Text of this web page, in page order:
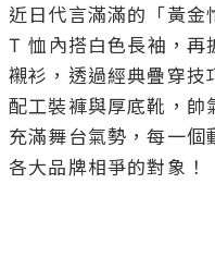
近日代言滿滿的「黃
T 恤內搭白色長袖，再
襯衫，透過經典疊穿技
配工裝褲與厚底靴，帥
充滿舞台氣勢，每一個
各大品牌相爭的對象！